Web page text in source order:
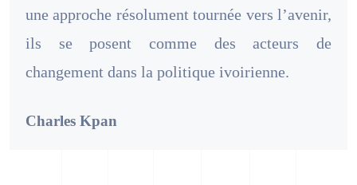
une approche résolument tournée vers l’avenir,
ils se posent comme des acteurs de
changement dans la politique ivoirienne.
Charles Kpan